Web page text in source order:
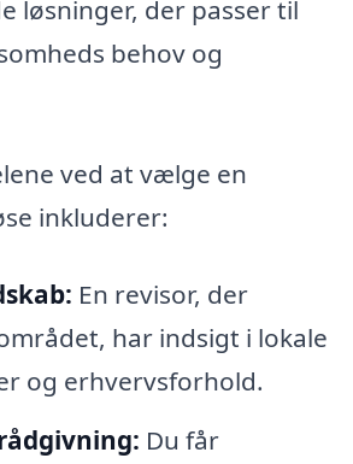
løsninger, der passer til
behov og
ved at vælge en
inkluderer:
En revisor, der
har indsigt i lokale
og erhvervsforhold.
Du får